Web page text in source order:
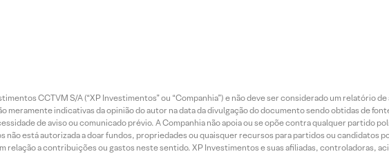
CCTVM S/A (“XP Investimentos” ou “Companhia”) e não deve ser considerado um relatório
meramente indicativas da opinião do autor na data da divulgação do documento sendo obtidas de
de aviso ou comunicado prévio. A Companhia não apoia ou se opõe contra qualquer partido
não está autorizada a doar fundos, propriedades ou quaisquer recursos para partidos ou candidatos
relação a contribuições ou gastos neste sentido. XP Investimentos e suas afiliadas, controladoras,